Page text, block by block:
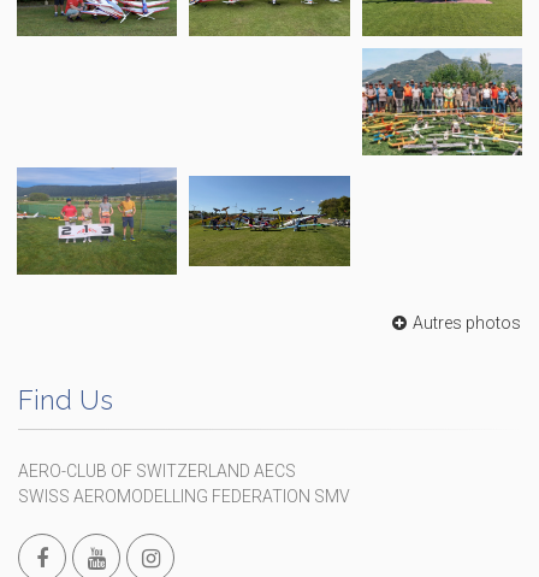
Autres photos
Find Us
AERO-CLUB OF SWITZERLAND AECS
SWISS AEROMODELLING FEDERATION SMV